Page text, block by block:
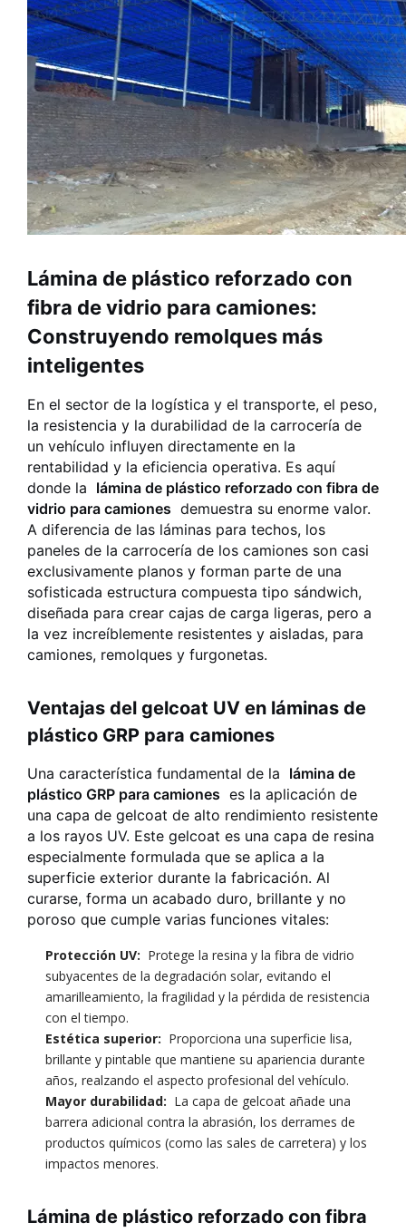
Lámina de plástico reforzado con
fibra de vidrio para camiones:
Construyendo remolques más
inteligentes
En el sector de la logística y el transporte, el peso,
la resistencia y la durabilidad de la carrocería de
un vehículo influyen directamente en la
rentabilidad y la eficiencia operativa. Es aquí
donde la lámina de plástico reforzado con fibra de
vidrio para camiones demuestra su enorme valor.
A diferencia de las láminas para techos, los
paneles de la carrocería de los camiones son casi
exclusivamente planos y forman parte de una
sofisticada estructura compuesta tipo sándwich,
diseñada para crear cajas de carga ligeras, pero a
la vez increíblemente resistentes y aisladas, para
camiones, remolques y furgonetas.
Ventajas del gelcoat UV en láminas de
plástico GRP para camiones
Una característica fundamental de la lámina de
plástico GRP para camiones es la aplicación de
una capa de gelcoat de alto rendimiento resistente
a los rayos UV. Este gelcoat es una capa de resina
especialmente formulada que se aplica a la
superficie exterior durante la fabricación. Al
curarse, forma un acabado duro, brillante y no
poroso que cumple varias funciones vitales:
Protección UV: Protege la resina y la fibra de vidrio
subyacentes de la degradación solar, evitando el
amarilleamiento, la fragilidad y la pérdida de resistencia
con el tiempo.
Estética superior: Proporciona una superficie lisa,
brillante y pintable que mantiene su apariencia durante
años, realzando el aspecto profesional del vehículo.
Mayor durabilidad: La capa de gelcoat añade una
barrera adicional contra la abrasión, los derrames de
productos químicos (como las sales de carretera) y los
impactos menores.
Lámina de plástico reforzado con fibra